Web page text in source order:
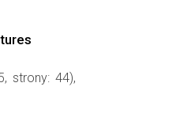
strony: 44),